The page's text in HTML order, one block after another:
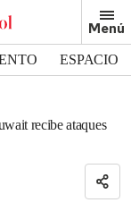
Menú
ESPACIO
recibe ataques